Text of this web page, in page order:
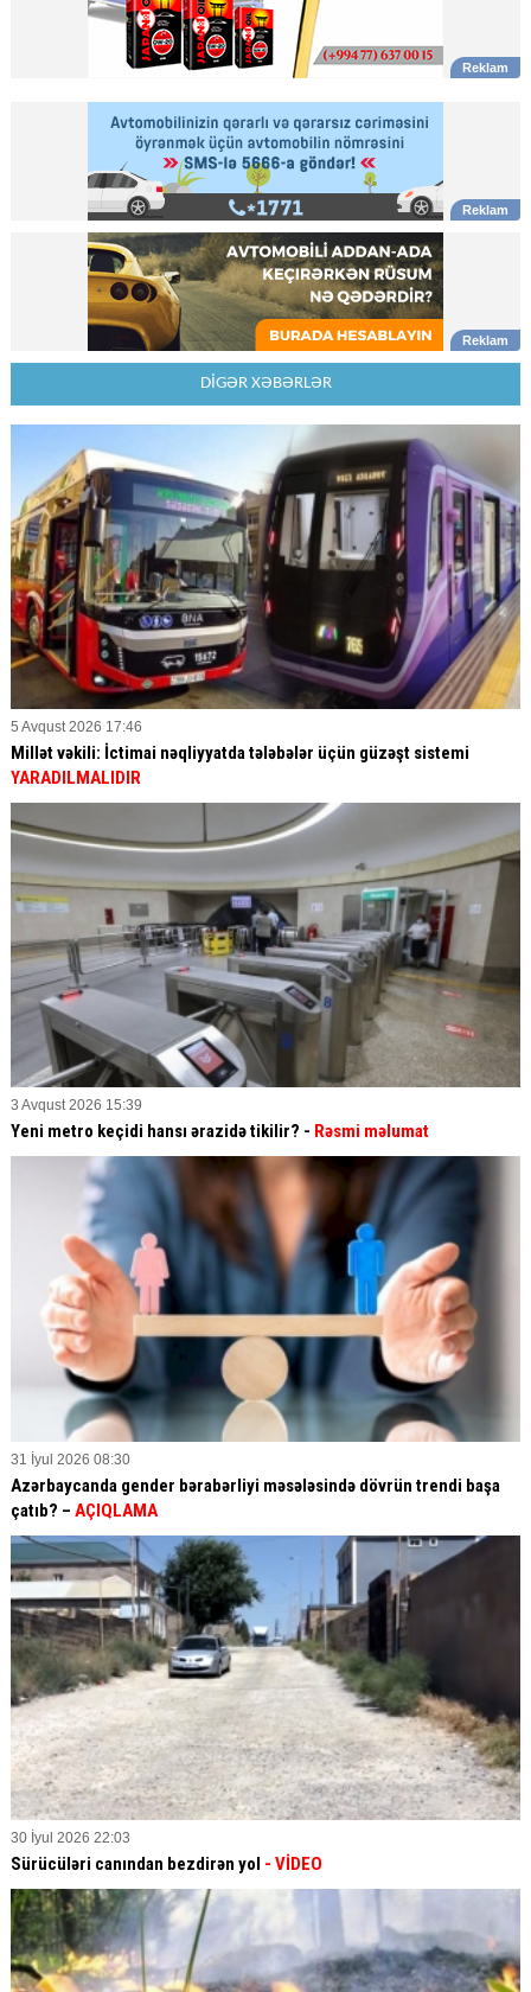
DİGƏR XƏBƏRLƏR
5 Avqust 2026 17:46
Millət vəkili: İctimai nəqliyyatda tələbələr üçün güzəşt sistemi
YARADILMALIDIR
3 Avqust 2026 15:39
Yeni metro keçidi hansı ərazidə tikilir? - Rəsmi məlumat
31 İyul 2026 08:30
Azərbaycanda gender bərabərliyi məsələsində dövrün trendi başa
çatıb? – AÇIQLAMA
30 İyul 2026 22:03
Sürücüləri canından bezdirən yol - VİDEO